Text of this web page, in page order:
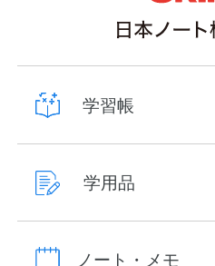
学習帳
学用品
ノート・メモ